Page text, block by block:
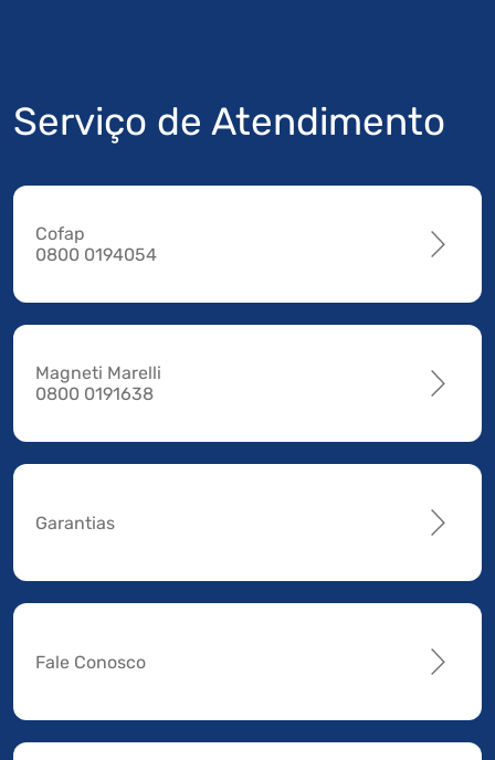
Serviço de Atendimento
Cofap
0800 0194054
Magneti Marelli
0800 0191638
Garantias
Fale Conosco